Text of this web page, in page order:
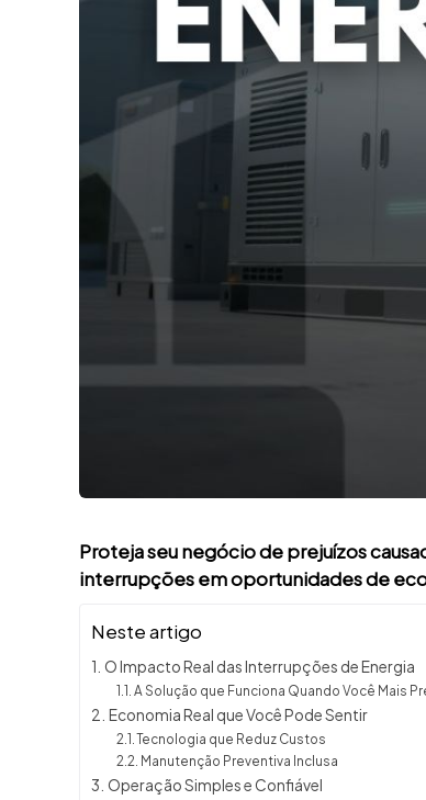
Proteja seu negócio de prejuízos
interrupções em oportunidades de
Neste artigo
O Impacto Real das Interrupções de Energia
A Solução que Funciona Quando Você Mais
Economia Real que Você Pode Sentir
Tecnologia que Reduz Custos
Manutenção Preventiva Inclusa
Operação Simples e Confiável